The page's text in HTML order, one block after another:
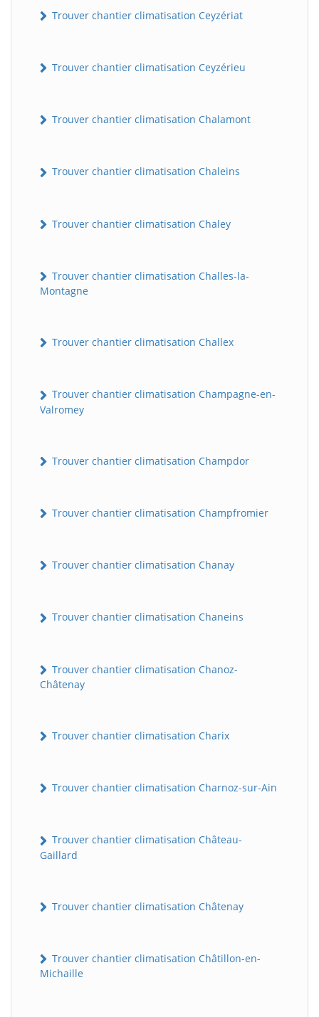
Trouver chantier climatisation Ceyzériat
Trouver chantier climatisation Ceyzérieu
Trouver chantier climatisation Chalamont
Trouver chantier climatisation Chaleins
Trouver chantier climatisation Chaley
Trouver chantier climatisation Challes-la-
Montagne
Trouver chantier climatisation Challex
Trouver chantier climatisation Champagne-en-
Valromey
Trouver chantier climatisation Champdor
Trouver chantier climatisation Champfromier
Trouver chantier climatisation Chanay
Trouver chantier climatisation Chaneins
Trouver chantier climatisation Chanoz-
Châtenay
Trouver chantier climatisation Charix
Trouver chantier climatisation Charnoz-sur-Ain
Trouver chantier climatisation Château-
Gaillard
Trouver chantier climatisation Châtenay
Trouver chantier climatisation Châtillon-en-
Michaille